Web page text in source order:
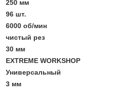
250 мм
96 шт.
6000 об/мин
чистый рез
30 мм
EXTREME WORKSHOP
Универсальный
3 мм